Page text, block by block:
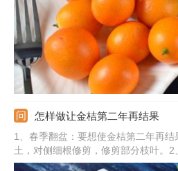
怎样做让金桔第二年再结果
1、春季翻盆：要想使金桔第二年再
土，对侧细根修剪，修剪部分枝叶。
养在光线明亮阳光充足的位置。3、